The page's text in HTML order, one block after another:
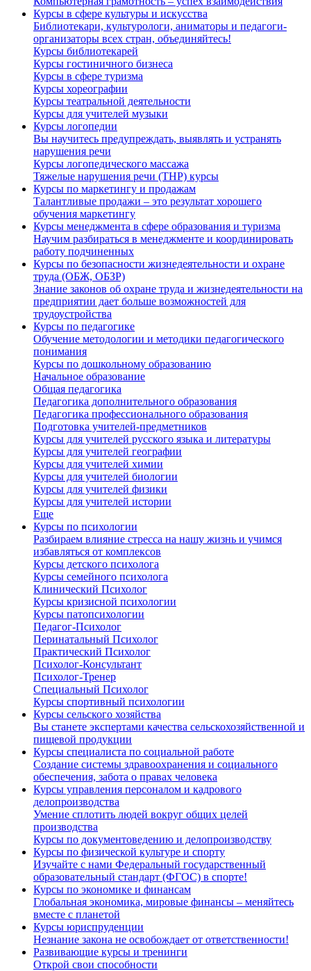
Курсы в сфере культуры и искусства
Библиотекари, культурологи, аниматоры и педагоги-
организаторы всех стран, объединяйтесь!
Курсы библиотекарей
Курсы гостиничного бизнеса
Курсы в сфере туризма
Курсы хореографии
Курсы театральной деятельности
Курсы для учителей музыки
Курсы логопедии
Вы научитесь предупреждать, выявлять и устранять
нарушения речи
Курсы логопедического массажа
Тяжелые нарушения речи (ТНР) курсы
Курсы по маркетингу и продажам
Талантливые продажи – это результат хорошего
обучения маркетингу
Курсы менеджмента в сфере образования и туризма
Научим разбираться в менеджменте и координировать
работу подчиненных
Курсы по безопасности жизнедеятельности и охране
труда (ОБЖ, ОБЗР)
Знание законов об охране труда и жизнедеятельности на
предприятии дает больше возможностей для
трудоустройства
Курсы по педагогике
Обучение методологии и методики педагогического
понимания
Курсы по дошкольному образованию
Начальное образование
Общая педагогика
Педагогика дополнительного образования
Педагогика профессионального образования
Подготовка учителей-предметников
Курсы для учителей русского языка и литературы
Курсы для учителей географии
Курсы для учителей химии
Курсы для учителей биологии
Курсы для учителей физики
Курсы для учителей истории
Еще
Курсы по психологии
Разбираем влияние стресса на нашу жизнь и учимся
избавляться от комплексов
Курсы детского психолога
Курсы семейного психолога
Клинический Психолог
Курсы кризисной психологии
Курсы патопсихологии
Педагог-Психолог
Перинатальный Психолог
Практический Психолог
Психолог-Консультант
Психолог-Тренер
Специальный Психолог
Курсы спортивный психологии
Курсы сельского хозяйства
Вы станете экспертами качества сельскохозяйственной и
пищевой продукции
Курсы специалиста по социальной работе
Создание системы здравоохранения и социального
обеспечения, забота о правах человека
Курсы управления персоналом и кадрового
делопроизводства
Умение сплотить людей вокруг общих целей
производства
Курсы по документоведению и делопроизводству
Курсы по физической культуре и спорту
Изучайте с нами Федеральный государственный
образовательный стандарт (ФГОС) в спорте!
Курсы по экономике и финансам
Глобальная экономика, мировые финансы – меняйтесь
вместе с планетой
Курсы юриспруденции
Незнание закона не освобождает от ответственности!
Развивающие курсы и тренинги
Открой свои способности